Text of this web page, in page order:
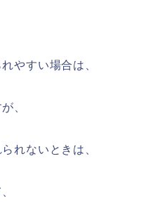
やすい場合は、
、
れないときは、